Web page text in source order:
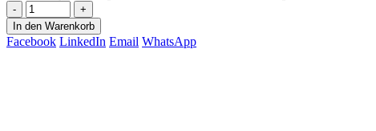
-
+
In den Warenkorb
Facebook LinkedIn Email WhatsApp